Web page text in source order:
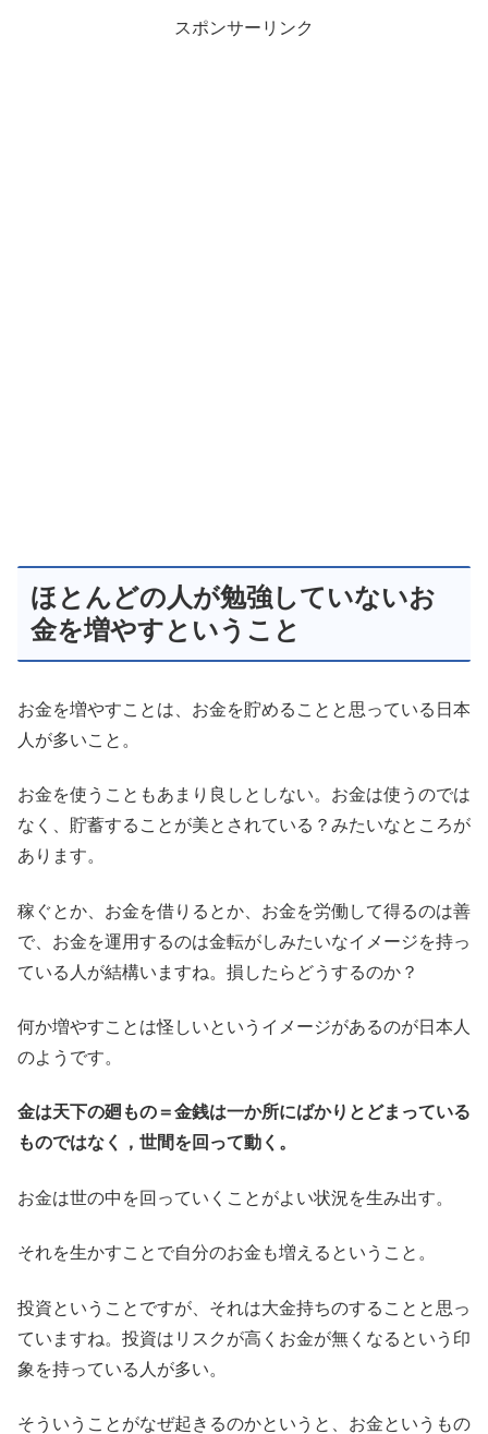
スポンサーリンク
ほとんどの人が勉強していないお
金を増やすということ
お金を増やすことは、お金を貯めることと思っている日本
人が多いこと。
お金を使うこともあまり良しとしない。お金は使うのでは
なく、貯蓄することが美とされている？みたいなところが
あります。
稼ぐとか、お金を借りるとか、お金を労働して得るのは善
で、お金を運用するのは金転がしみたいなイメージを持っ
ている人が結構いますね。損したらどうするのか？
何か増やすことは怪しいというイメージがあるのが日本人
のようです。
金は天下の廻もの＝金銭は一か所にばかりとどまっている
ものではなく，世間を回って動く。
お金は世の中を回っていくことがよい状況を生み出す。
それを生かすことで自分のお金も増えるということ。
投資ということですが、それは大金持ちのすることと思っ
ていますね。投資はリスクが高くお金が無くなるという印
象を持っている人が多い。
そういうことがなぜ起きるのかというと、お金というもの